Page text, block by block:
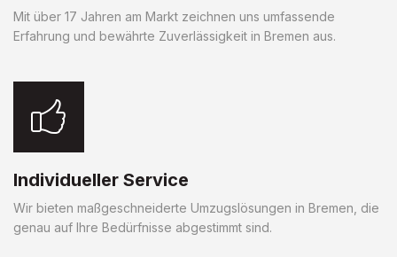
Mit über 17 Jahren am Markt zeichnen uns umfassende
Erfahrung und bewährte Zuverlässigkeit in Bremen aus.
Individueller Service
Wir bieten maßgeschneiderte Umzugslösungen in Bremen, die
genau auf Ihre Bedürfnisse abgestimmt sind.